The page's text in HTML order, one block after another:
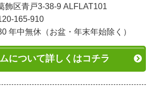
飾区青戸3-38-9 ALFLAT101
165-910
年中無休（お盆・年末年始除く）
について詳しくはコチラ